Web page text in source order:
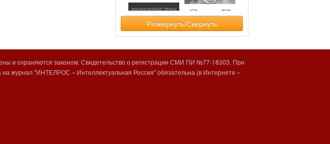
Развернуть/Свернуть
и охраняются законом. Свидетельство о регистрации СМИ ПИ №77-18303. При
журнал "ИНТЕЛРОС – Интеллектуальная Россия" обязательна (в Интернете –